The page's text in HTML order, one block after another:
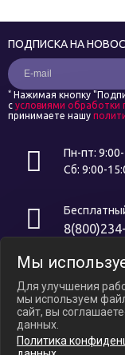
Пн-пт: 9:00-
Сб: 9:00-
Интернет ресурс
437 ГК РФ. В связи с
сайте могут
менеджеров по
Политика
ПОДПИСКА НА
* Нажимая кнопку
с условиями обработки
принимаете нашу
Мы
Для улучшения
мы используем
сайт, вы
данных.
Политика